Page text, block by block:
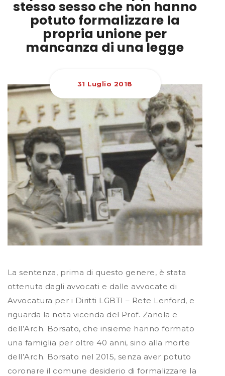
stesso sesso che non hanno
potuto formalizzare la
propria unione per
mancanza di una legge
31 Luglio 2018
La sentenza, prima di questo genere, è stata
ottenuta dagli avvocati e dalle avvocate di
Avvocatura per i Diritti LGBTI – Rete Lenford, e
riguarda la nota vicenda del Prof. Zanola e
dell’Arch. Borsato, che insieme hanno formato
una famiglia per oltre 40 anni, sino alla morte
dell’Arch. Borsato nel 2015, senza aver potuto
coronare il comune desiderio di formalizzare la